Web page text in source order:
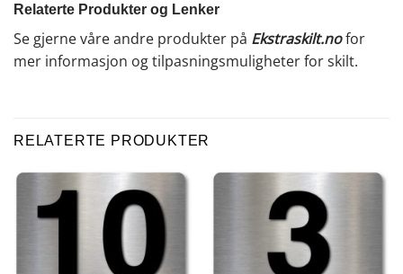
Relaterte Produkter og Lenker
Se gjerne våre andre produkter på Ekstraskilt.nofor
mer informasjon og tilpasningsmuligheter for skilt.
RELATERTE PRODUKTER